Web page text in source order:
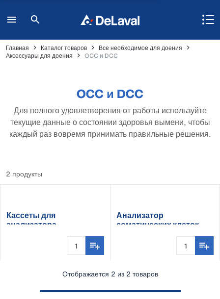
Главная Каталог товаров
Все необходимое для доения
Аксессуары для доения
OCC и DCC
OCC и DCC
Для полного удовлетворения от работы используйте
текущие данные о состоянии здоровья вымени, чтобы
каждый раз вовремя принимать правильные решения.
2 продукты
Кассеты для
анализатора
соматических клеток
Анализатор
соматических клеток
Отображается 2 из 2 товаров